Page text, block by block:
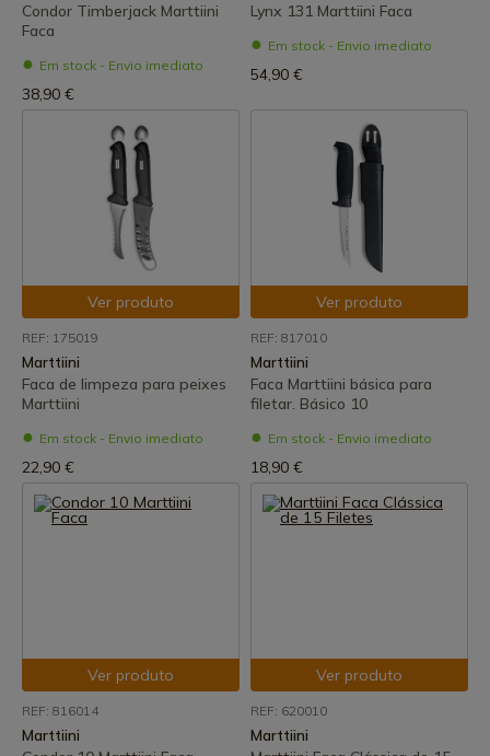
Condor Timberjack Marttiini
Faca
Em stock - Envio imediato
38,90 €
Lynx 131 Marttiini Faca
Em stock - Envio imediato
54,90 €
Ver produto
REF: 175019
Marttiini
Faca de limpeza para peixes
Marttiini
Em stock - Envio imediato
22,90 €
Ver produto
REF: 817010
Marttiini
Faca Marttiini básica para
filetar. Básico 10
Em stock - Envio imediato
18,90 €
Ver produto
REF: 816014
Marttiini
Ver produto
REF: 620010
Marttiini